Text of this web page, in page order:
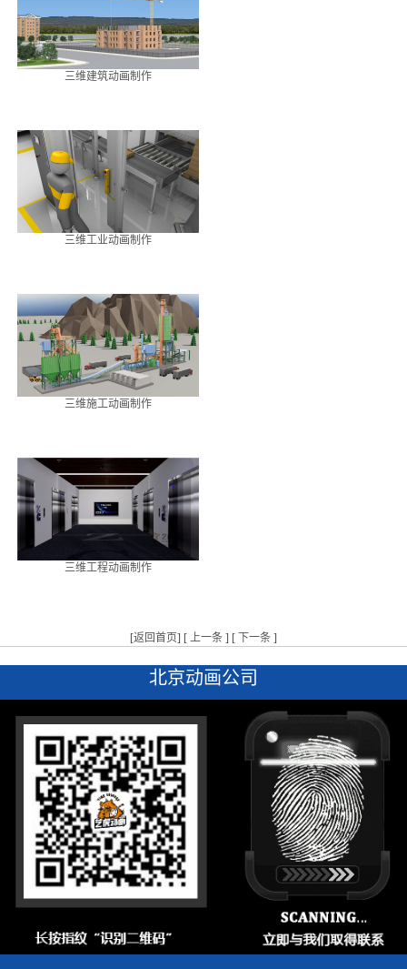
三维建筑动画制作
三维工业动画制作
三维施工动画制作
三维工程动画制作
[返回首页] [ 上一条 ] [ 下一条 ]
北京动画公司